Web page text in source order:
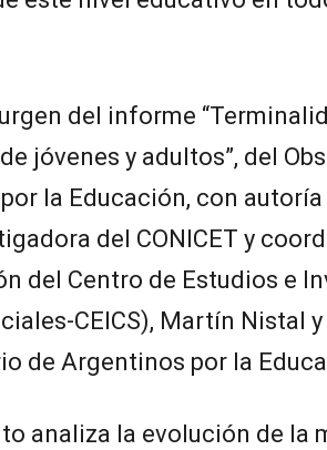
del informe
jóvenes y adultos”, del
la Educación, con autoría
del CONICET y
del Centro de Estudios e
CEICS), Martín Nistal
de Argentinos por la
analiza la evolución de la